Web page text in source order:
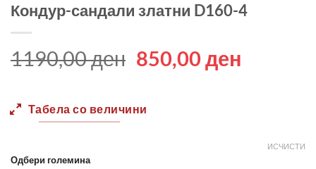
Кондур-сандали златни D160-4
1190,00ден Original
1190,00 ден.
850,00 ден
Табела со величини
Одбери големина
ИСЧИСТИ